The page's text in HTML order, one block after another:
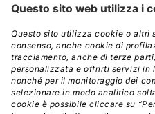
CWI è una testata
Direzione,
Viale Enrico
Tel. +39
C.F./P IVA